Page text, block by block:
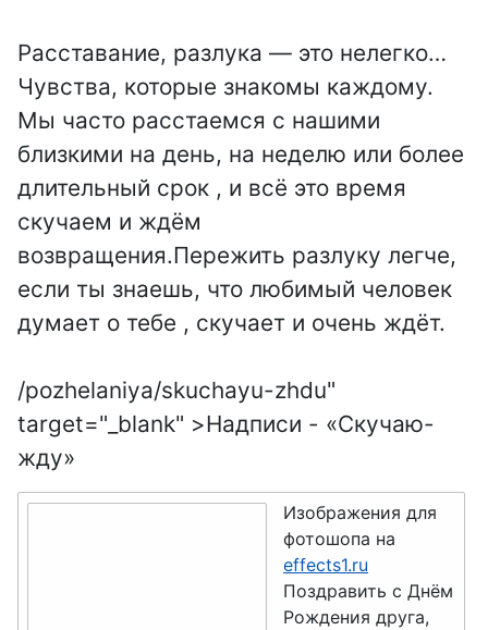
Расставание, разлука — это нелегко…
Чувства, которые знакомы каждому.
Мы часто расстаемся с нашими
близкими на день, на неделю или более
длительный срок , и всё это время
скучаем и ждём
возвращения.Пережить разлуку легче,
если ты знаешь, что любимый человек
думает о тебе , скучает и очень ждёт.
/pozhelaniya/skuchayu-zhdu"
target="_blank" >Надписи - «Скучаю-
жду»
Изображения для
фотошопа на
effects1.ru
Поздравить с Днём
Рождения друга,